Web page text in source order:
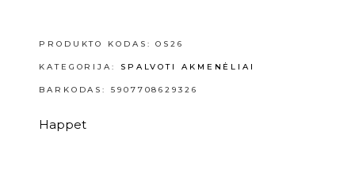
PRODUKTO KODAS:OS26
KATEGORIJA: SPALVOTI AKMENĖLIAI
BARKODAS: 5907708629326
Happet